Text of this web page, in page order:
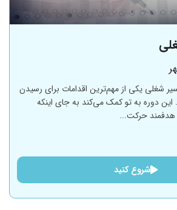
شغلی یکی از مهم‌ترین اقدامات برای رسیدن
دوره به تو کمک می‌کند به جای اینکه
هدفمند حرکت...
شروع کنید